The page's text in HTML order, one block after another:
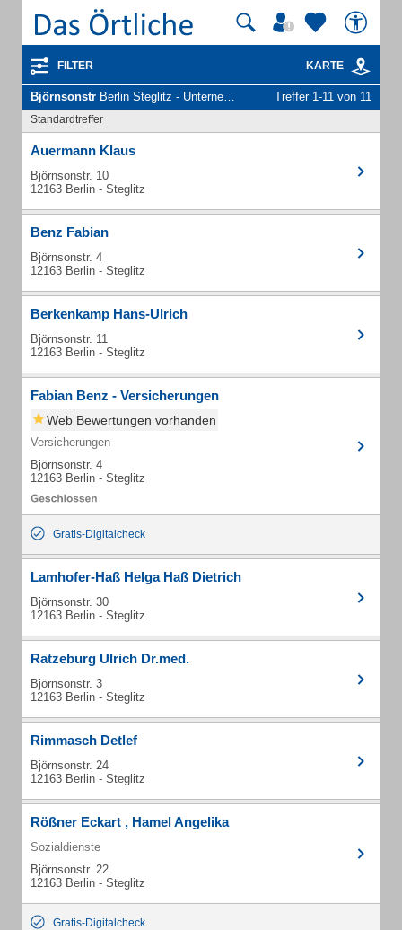
FILTER KARTE
Björnsonstr Berlin Steglitz - Unternehmen und Personen Treffer 1-11 von 11
Standardtreffer
Auermann Klaus
Björnsonstr. 10
12163 Berlin - Steglitz
Benz Fabian
Björnsonstr. 4
12163 Berlin - Steglitz
Berkenkamp Hans-Ulrich
Björnsonstr. 11
12163 Berlin - Steglitz
Fabian Benz - Versicherungen
Web Bewertungen vorhanden
Versicherungen
Björnsonstr. 4
12163 Berlin - Steglitz
Gratis-Digitalcheck
Lamhofer-Haß Helga Haß Dietrich
Björnsonstr. 30
12163 Berlin - Steglitz
Ratzeburg Ulrich Dr.med.
Björnsonstr. 3
12163 Berlin - Steglitz
Rimmasch Detlef
Björnsonstr. 24
12163 Berlin - Steglitz
Rößner Eckart , Hamel Angelika
Sozialdienste
Björnsonstr. 22
12163 Berlin - Steglitz
Gratis-Digitalcheck